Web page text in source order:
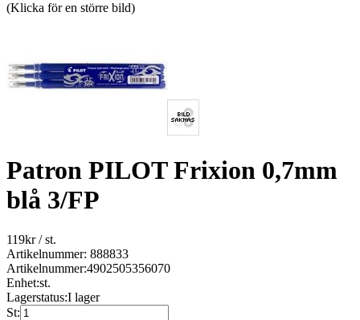
(Klicka för en större bild)
Patron PILOT Frixion 0,7mm
blå 3/FP
119kr/ st.
Artikelnummer: 888833
Artikelnummer:4902505356070
Enhet:st.
Lagerstatus:I lager
St: